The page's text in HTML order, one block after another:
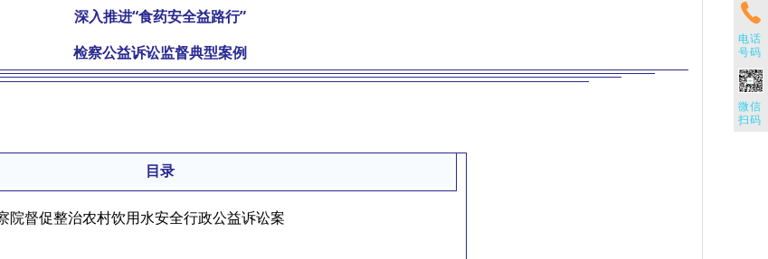
电话
号码
微信
扫码
深入推进“食药安全益路行”
检察公益诉讼监督典型案例
目录
院督促整治农村饮用水安全行政公益诉讼案